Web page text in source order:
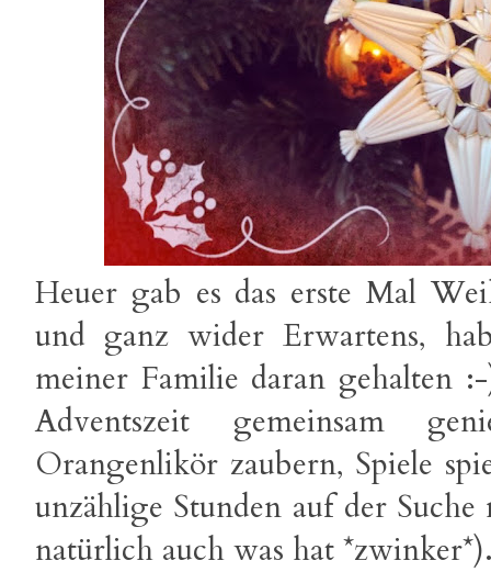
Heuer gab es das erste Mal
und ganz wider Erwartens,
meiner Familie daran gehalten
Adventszeit gemeinsam
Orangenlikör zaubern, Spiele
unzählige Stunden auf der
natürlich auch was hat